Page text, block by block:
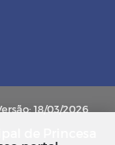
18/03/2026